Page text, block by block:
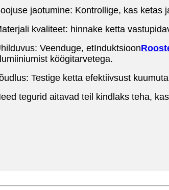
jaotumine: Kontrollige, kas ketas
kvaliteet: hinnake ketta
Veenduge, etInduktsioon
köögitarvetega.
Testige ketta efektiivsust
tegurid aitavad teil kindlaks teha,